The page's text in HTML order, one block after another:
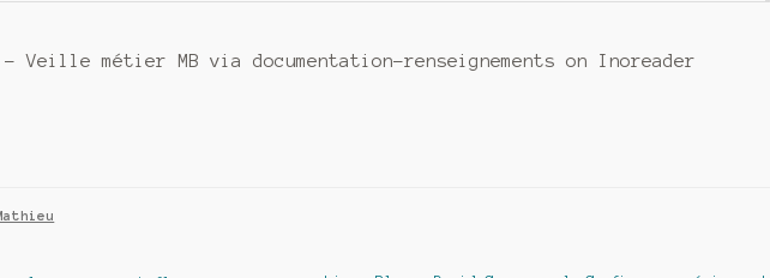
Veille métier MB via documentation-renseignements on Inoreader